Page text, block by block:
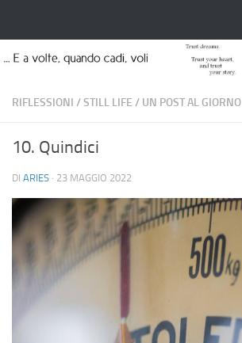
RIFLESSIONI /STILL LIFE / UN POST AL GIORNO
10. Quindici
DI ARIES · 23 MAGGIO 2022